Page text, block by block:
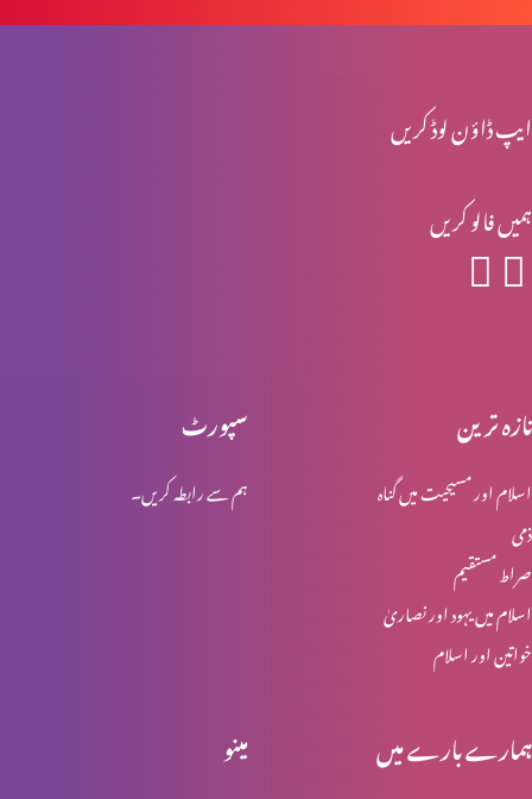
اخلاقی احتساب: حقیقی راستبازی(حصہ 2)
اخلاقی احتساب: حقیقی راستبازی(حصہ 1)
اخلاقی احتساب : اجر عظیم (حصہ 1)
اخلاقی احتساب: پہاڑی واعظ (حصہ 4)
ایپ ڈاؤن لوڈ کریں
ہمیں فالو کریں
سپورٹ
ہم سے رابطہ کریں۔
تازہ ترین
اسلام اور مسیحیت میں گناہ
ذمی
صراط مستقیم
اسلام میں یہود اور نصاریٰ
خواتین اور اسلام
مینو ہمارے بارے میں